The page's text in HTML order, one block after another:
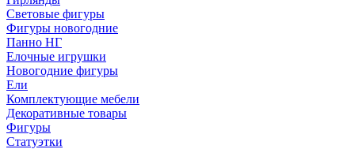
Световые фигуры
Фигуры новогодние
Панно НГ
Елочные игрушки
Новогодние фигуры
Ели
Комплектующие мебели
Декоративные товары
Фигуры
Статуэтки